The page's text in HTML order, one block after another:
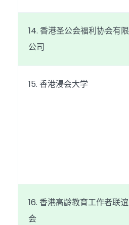
14. 香港圣公会福利协会有限
公司
15. 香港浸会大学
16. 香港高龄教育工作者联谊
会